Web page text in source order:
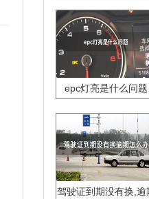
epc灯亮是什么问题
驾驶证到期没有换,逾